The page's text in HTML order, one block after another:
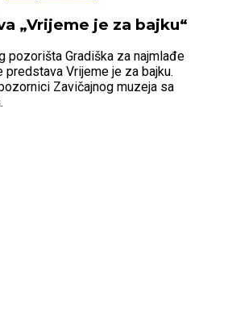
„Vrijeme je za bajku“
pozorišta Gradiška za najmlađe
predstava Vrijeme je za bajku.
Zavičajnog muzeja sa